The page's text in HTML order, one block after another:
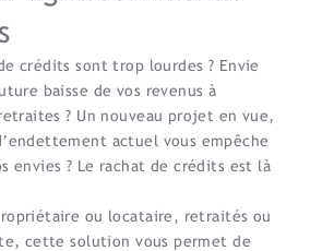
crédits sont trop lourdes ? Envie
baisse de vos revenus à
? Un nouveau projet en vue,
actuel vous empêche
envies ? Le rachat de crédits est là
ou locataire, retraités ou
cette solution vous permet de